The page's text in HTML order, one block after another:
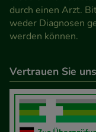
durch einen Arzt.
weder Diagnosen
werden können.
Vertrauen Sie uns